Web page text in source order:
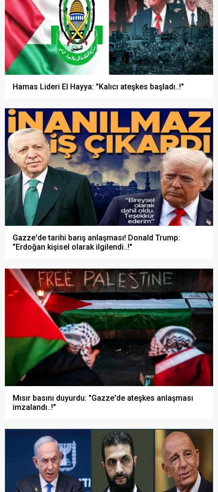
Hamas Lideri El Hayya: "Kalıcı ateşkes başladı..!"
Gazze'de tarihi barış anlaşması! Donald Trump:
"Erdoğan kişisel olarak ilgilendi..!"
Mısır basını duyurdu: "Gazze'de ateşkes anlaşması
imzalandı..!"